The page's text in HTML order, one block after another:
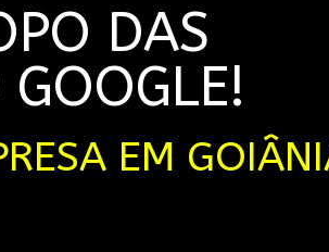
DAS
EM